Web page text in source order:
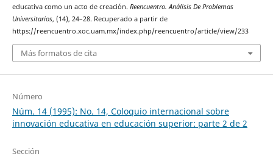
educativa como un acto de creación. Reencuentro. Análisis De Problemas
Universitarios, (14), 24–28. Recuperado a partir de
https://reencuentro.xoc.uam.mx/index.php/reencuentro/article/view/233
Más formatos de cita
Número
Núm. 14 (1995): No. 14, Coloquio internacional sobre
innovación educativa en educación superior: parte 2 de 2
Sección